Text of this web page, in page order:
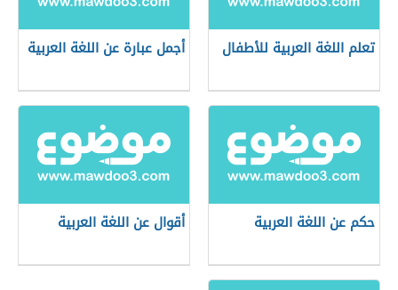
تعلم اللغة العربية للأطفال أجمل عبارة عن اللغة العربية
حكم عن اللغة العربية أقوال عن اللغة العربية